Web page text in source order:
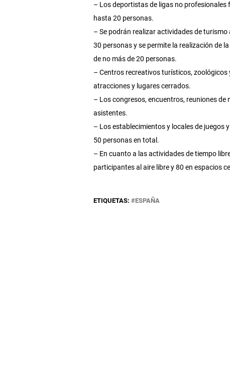
– Los deportistas de ligas no
hasta 20 personas.
– Se podrán realizar actividades de
30 personas y se permite la realización de
de no más de 20 personas.
– Centros recreativos turísticos, zoológicos
atracciones y lugares cerrados.
– Los congresos, encuentros, reuniones
asistentes.
– Los establecimientos y locales de juegos
50 personas en total.
– En cuanto a las actividades de tiempo
participantes al aire libre y 80 en espacios
ETIQUETAS: ESPAÑA